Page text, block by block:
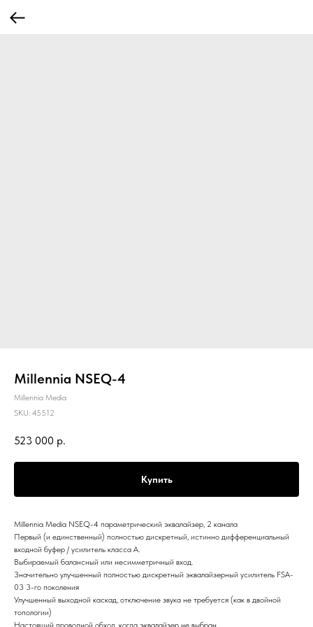
Millennia NSEQ-4
Millennia Media
SKU: 45512
523 000 р.
Купить
Millennia Media NSEQ-4 параметрический эквалайзер, 2 канала
Первый (и единственный) полностью дискретный, истинно дифференциальный
входной буфер / усилитель класса А.
Выбираемый балансный или несимметричный вход.
Значительно улучшенный полностью дискретный эквалайзерный усилитель FSA-
03 3-го поколения
Улучшенный выходной каскад, отключение звука не требуется (как в двойной
топологии)
Настоящий проводной обход, когда эквалайзер не выбран